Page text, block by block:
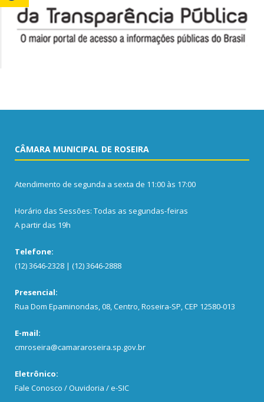
CÂMARA MUNICIPAL DE ROSEIRA
Atendimento de segunda a sexta de 11:00 às 17:00
Horário das Sessões: Todas as segundas-feiras
A partir das 19h
Telefone:
(12) 3646-2328 | (12) 3646-2888
Presencial:
Rua Dom Epaminondas, 08, Centro, Roseira-SP, CEP 12580-013
E-mail:
cmroseira@camararoseira.sp.gov.br
Eletrônico:
Fale Conosco / Ouvidoria / e-SIC